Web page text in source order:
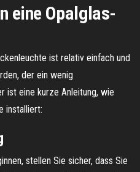
eine Opalglas-
ist relativ einfach und
der ein wenig
ist eine kurze Anleitung, wie
installiert:
stellen Sie sicher, dass Sie